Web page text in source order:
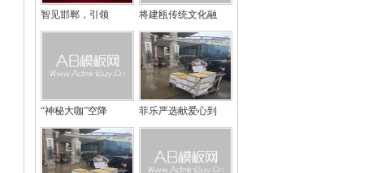
智见邯郸，引领 将建瓯传统文化融
“神秘大咖”空降 菲乐严选献爱心到